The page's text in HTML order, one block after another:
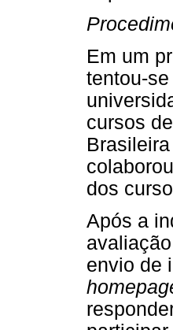
Em um
tentou-
cursos
dos
Após a
envio de